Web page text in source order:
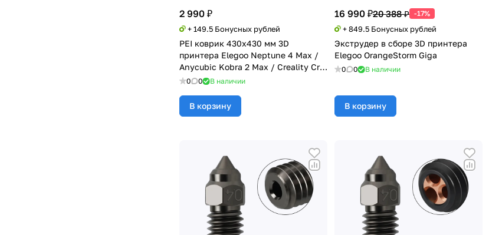
2 990 ₽
+ 149.5 Бонусных рублей
PEI коврик 430x430 мм 3D
принтера Elegoo Neptune 4 Max /
Anycubic Kobra 2 Max / Creality Cr-6
Max
0 0 В наличии
В корзину
16 990 ₽20 388 ₽ -17%
+ 849.5 Бонусных рублей
Экструдер в сборе 3D принтера
Elegoo OrangeStorm Giga
0 0 В наличии
В корзину